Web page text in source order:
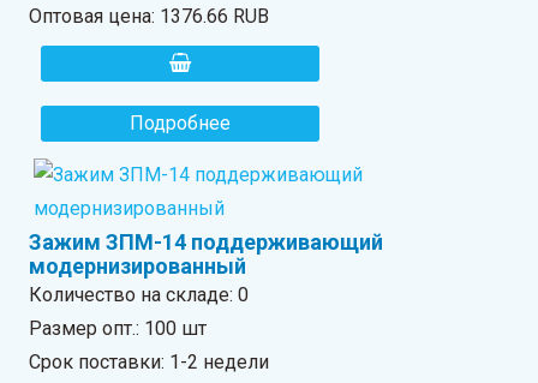
Оптовая цена: 1376.66 RUB
Подробнее
Зажим ЗПМ-14 поддерживающий
модернизированный
Количество на складе:0
Размер опт.: 100 шт
Срок поставки: 1-2 недели